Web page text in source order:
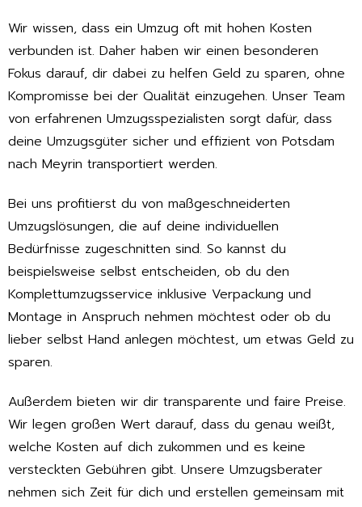
Wir wissen, dass ein Umzug oft mit hohen Kosten
verbunden ist. Daher haben wir einen besonderen
Fokus darauf, dir dabei zu helfen Geld zu sparen, ohne
Kompromisse bei der Qualität einzugehen. Unser Team
von erfahrenen Umzugsspezialisten sorgt dafür, dass
deine Umzugsgüter sicher und effizient von Potsdam
nach Meyrin transportiert werden.
Bei uns profitierst du von maßgeschneiderten
Umzugslösungen, die auf deine individuellen
Bedürfnisse zugeschnitten sind. So kannst du
beispielsweise selbst entscheiden, ob du den
Komplettumzugsservice inklusive Verpackung und
Montage in Anspruch nehmen möchtest oder ob du
lieber selbst Hand anlegen möchtest, um etwas Geld zu
sparen.
Außerdem bieten wir dir transparente und faire Preise.
Wir legen großen Wert darauf, dass du genau weißt,
welche Kosten auf dich zukommen und es keine
versteckten Gebühren gibt. Unsere Umzugsberater
nehmen sich Zeit für dich und erstellen gemeinsam mit